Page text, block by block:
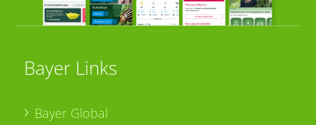
Bayer Links
Bayer Global